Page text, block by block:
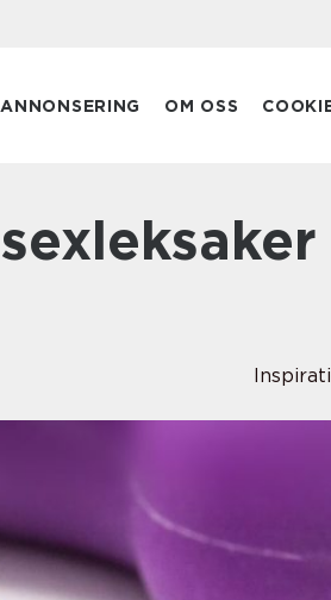
ANNONSERING OM OSS